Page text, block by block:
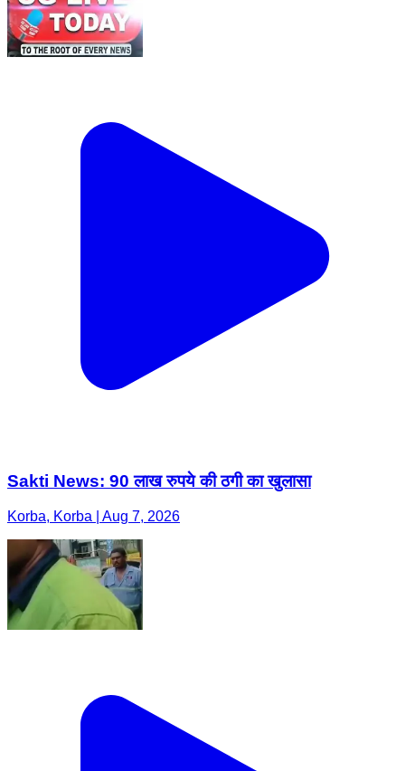
Sakti News: 90 लाख रुपये की ठगी का खुलासा
Korba, Korba | Aug 7, 2026